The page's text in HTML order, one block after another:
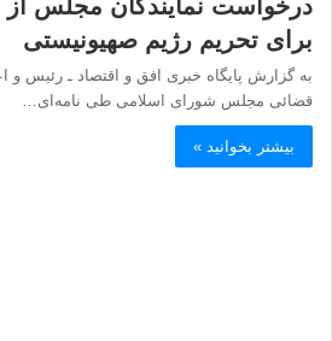
برای تحریم رژیم صهیونیستی
به گزارش پایگاه خبری افق و اقتصاد ـ رئیس
قضائی مجلس شورای اسلامی طی نامه‌ای…
بیشتر بخوانید »